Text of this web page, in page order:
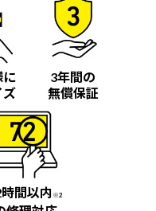
に
ズ
3年間の
無償保証
間以内 ※2